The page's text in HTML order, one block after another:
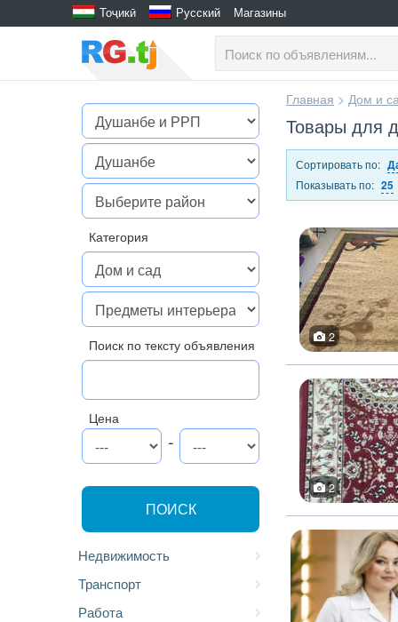
Тоҷикӣ Русский Магазины
Категория
Поиск по тексту объявления
Цена
-
ПОИСК
Недвижимость
Транспорт
Работа
Главная > Дом и
Товары для
Сортировать по:
Показывать по: 25
2
2